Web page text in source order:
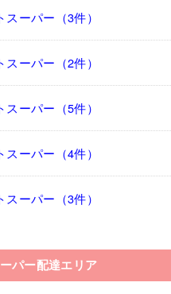
ーパー（3件）
ーパー（2件）
ーパー（5件）
ーパー（4件）
ーパー（3件）
パー配達エリア